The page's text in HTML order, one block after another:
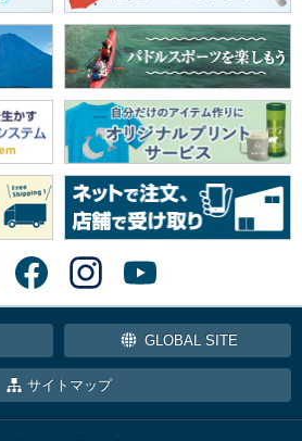
GLOBAL SITE
サイトマップ